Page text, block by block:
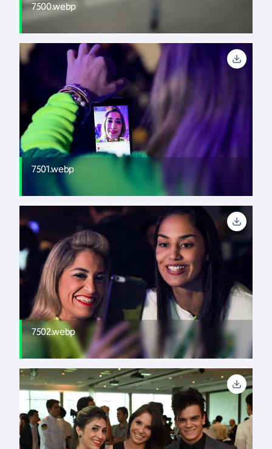
7500.webp
7501.webp
7502.webp